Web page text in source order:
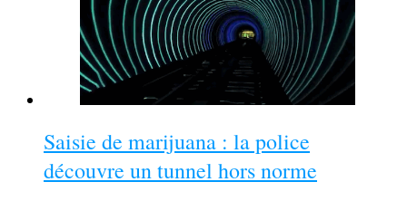
Saisie de marijuana : la police
découvre un tunnel hors norme